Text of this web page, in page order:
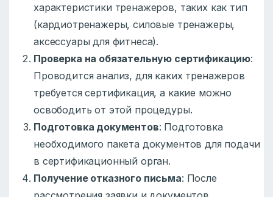
характеристики тренажеров, таких как тип
(кардиотренажеры, силовые тренажеры,
аксессуары для фитнеса).
Проверка на обязательную сертификацию:
Проводится анализ, для каких тренажеров
требуется сертификация, а какие можно
освободить от этой процедуры.
Подготовка документов: Подготовка
необходимого пакета документов для подачи
в сертификационный орган.
Получение отказного письма: После